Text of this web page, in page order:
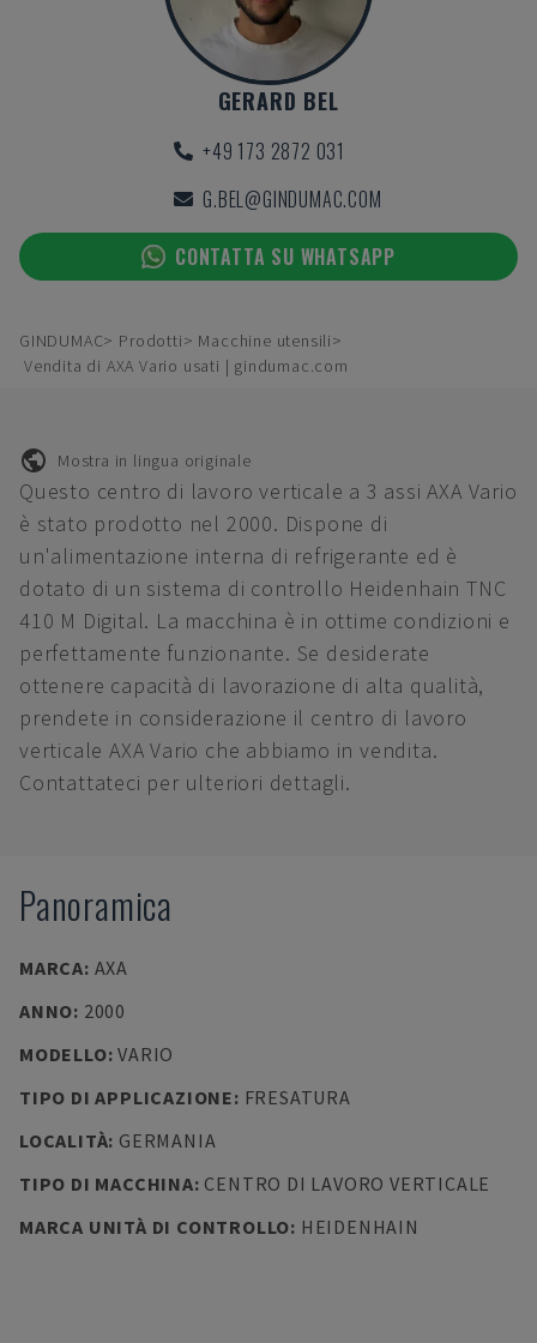
GERARD BEL
+49 173 2872 031
G.BEL@GINDUMAC.COM
CONTATTA SU WHATSAPP
GINDUMAC Prodotti
Macchine utensili
Vendita di AXA Vario usati | gindumac.com
Mostra in lingua originale
Questo centro di lavoro verticale a 3 assi AXA Vario
è stato prodotto nel 2000. Dispone di
un'alimentazione interna di refrigerante ed è
dotato di un sistema di controllo Heidenhain TNC
410 M Digital. La macchina è in ottime condizioni e
perfettamente funzionante. Se desiderate
ottenere capacità di lavorazione di alta qualità,
prendete in considerazione il centro di lavoro
verticale AXA Vario che abbiamo in vendita.
Contattateci per ulteriori dettagli.
Panoramica
MARCA: AXA
ANNO: 2000
MODELLO:VARIO
TIPO DI APPLICAZIONE: FRESATURA
LOCALITÀ: GERMANIA
TIPO DI MACCHINA: CENTRO DI LAVORO VERTICALE
MARCA UNITÀ DI CONTROLLO: HEIDENHAIN